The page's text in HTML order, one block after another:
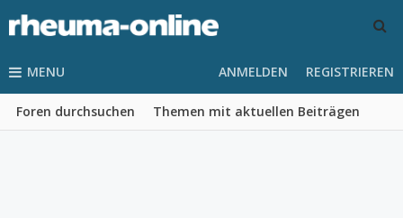
MENU
Foren durchsuchen Themen mit aktuellen Beiträgen
ANMELDEN REGISTRIEREN